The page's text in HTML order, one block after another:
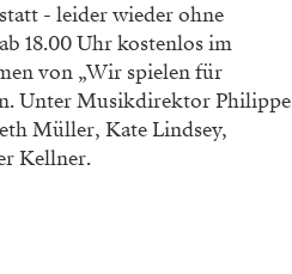
- leider wieder ohne
18.00 Uhr kostenlos im
von „Wir spielen für
Unter Musikdirektor Philippe
Müller, Kate Lindsey,
Kellner.